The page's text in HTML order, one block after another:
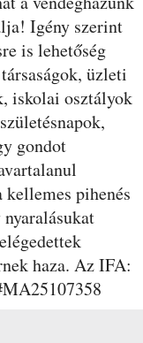
Igény szerint
is lehetőség
üzleti
iskolai osztályok
gondot
kellemes pihenés
haza. Az IFA: